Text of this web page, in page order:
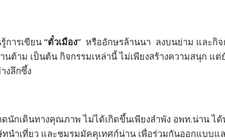
การเขียน “ตั๋วเมือง” หรืออักษรล้านนา ลงบนย่าม และกิจ
ต้าม เป็นต้น กิจกรรมเหล่านี้ ไม่เพียงสร้างความสนุก แต่
งลึกซึ้ง
ดนักเดินทางคุณภาพ ไม่ได้เกิดขึ้นเพียงลำพัง อพท.น่าน ไ
ทนำเที่ยว และชมรมมัคคุเทศก์น่าน เพื่อร่วมกันออกแบบแ